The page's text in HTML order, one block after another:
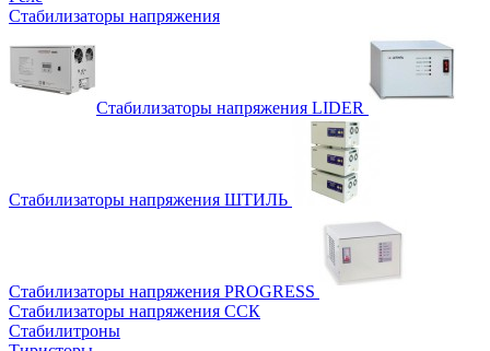
Стабилизаторы напряжения
Стабилизаторы напряжения LIDER
Стабилизаторы напряжения ШТИЛЬ
Стабилизаторы напряжения PROGRESS
Стабилизаторы напряжения ССК
Стабилитроны